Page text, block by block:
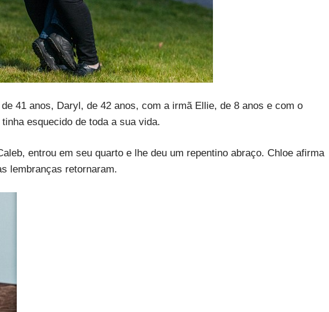
41 anos, Daryl, de 42 anos, com a irmã Ellie, de 8 anos e com o
esquecido de toda a sua vida.
entrou em seu quarto e lhe deu um repentino abraço. Chloe afirma
lembranças retornaram.